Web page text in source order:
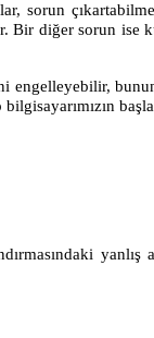
sorun
diğer sorun ise